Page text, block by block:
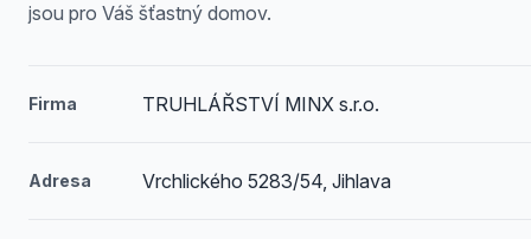
jsou pro Váš šťastný domov.
Firma TRUHLÁŘSTVÍ MINX s.r.o.
Adresa Vrchlického 5283/54, Jihlava